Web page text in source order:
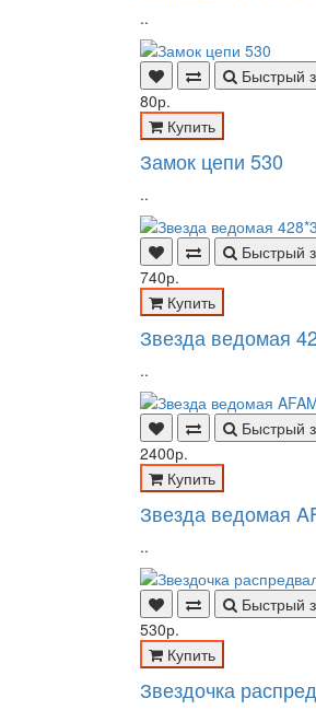
..
Быстрый
80р.
Купить
Замок цепи 530
..
Быстрый
740р.
Купить
Звезда ведомая
..
Быстрый
2400р.
Купить
Звезда ведомая
..
Быстрый
530р.
Купить
Звездочка